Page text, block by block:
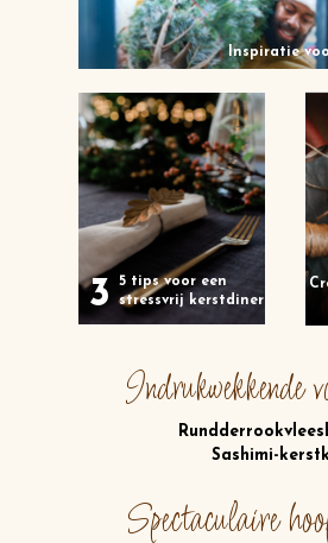
Indrukwekkende
Spectaculaire
Sashimi-
3 5 tips voor een
stressvrij kerstdiner
Inspiratie